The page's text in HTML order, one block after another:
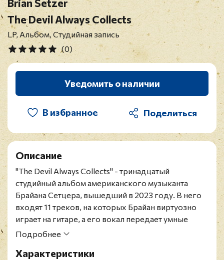
Brian Setzer
The Devil Always Collects
LP, Альбом, Студийная запись
(0)
Уведомить о наличии
В избранное
Описание
"The Devil Always Collects" - тринадцатый
студийный альбом американского музыканта
Брайана Сетцера, вышедший в 2023 году. В него
входят 11 треков, на которых Брайан виртуозно
играет на гитаре, а его вокал передает умные
сюжетные линии запоминающихся песен, таких
Billboard", "Black Leather Jacket" и "Rock Boys Rock".
Подробнее
Характеристики